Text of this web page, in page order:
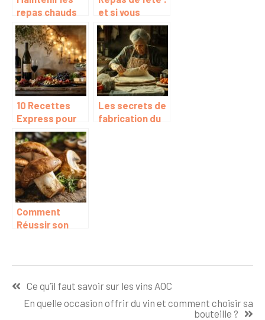
repas chauds
au chaud pour
servir :
comment faire
?
et si vous
mettiez des
spécialités
antillaises au
menu ?
10 Recettes
Express pour
un Aperitif
Original a Moins
de 5€
Les secrets de
fabrication du
Comment
Réussir son
Cepes Frais en
Gastronomique
par Lacto-
Ce qu’il faut savoir sur les vins AOC
En quelle occasion offrir du vin et comment choisir sa
bouteille ?